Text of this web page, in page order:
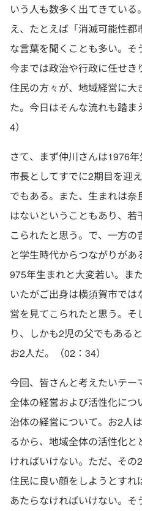
いう人も数多く出てきてい
え、たとえば「消滅可能性
な言葉を聞くことも多い。そ
今までは政治や行政に任せ
住民の方々が、地域経営に大
た。今日はそんな流れも踏
4）
さて、まず仲川さんは1976年
市長としてすでに2期目を迎
でもある。また、生まれは
はないということもあり、
こられたと思う。で、一方
と学生時代からつながりが
975年生まれと大変若い。ま
いたがご出身は横須賀市で
営を見てこられたと思う。
り、しかも2児の父でもある
お2人だ。（02：34）
今回、皆さんと考えたいテ
全体の経営および活性化につ
治体の経営について。お2人
るから、地域全体の活性化
ければいけない。ただ、その
住民に良い顔をしようとすれ
あたらなければいけない。